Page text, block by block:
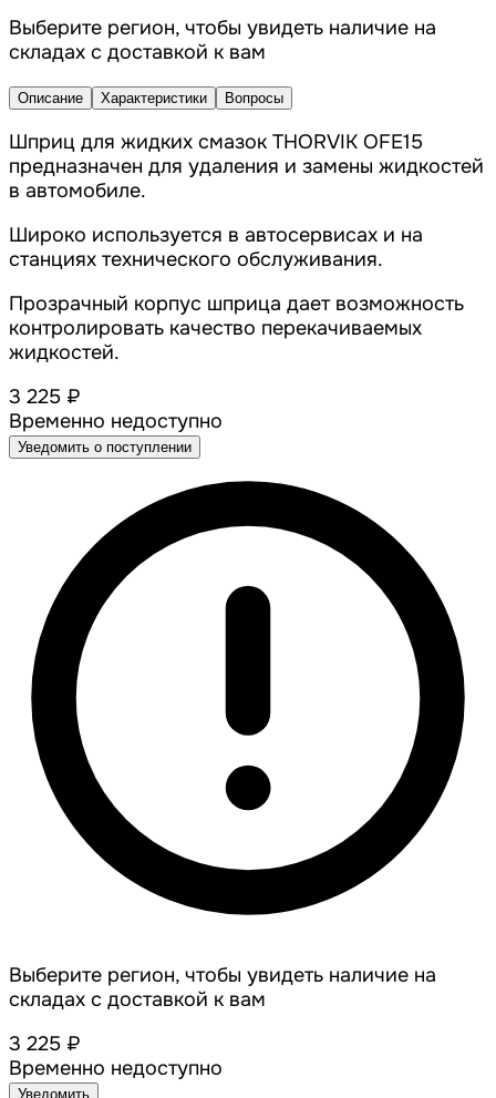
Выберите регион, чтобы увидеть наличие на
складах с доставкой к вам
Описание Характеристики Вопросы
Шприц для жидких смазок THORVIK OFE15
предназначен для удаления и замены жидкостей
в автомобиле.
Широко используется в автосервисах и на
станциях технического обслуживания.
Прозрачный корпус шприца дает возможность
контролировать качество перекачиваемых
жидкостей.
3 225 ₽
Временно недоступно
Уведомить о поступлении
Выберите регион, чтобы увидеть наличие на
складах с доставкой к вам
3 225 ₽
Временно недоступно
Уведомить